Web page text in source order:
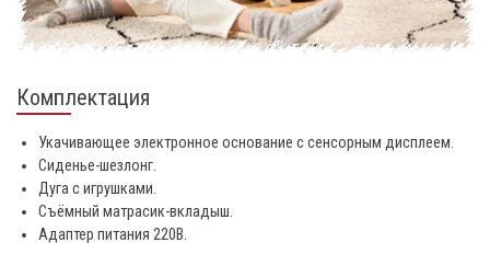
Комплектация
Укачивающее электронное основание с сенсорным дисплеем.
Сиденье-шезлонг.
Дуга с игрушками.
Съёмный матрасик-вкладыш.
Адаптер питания 220В.